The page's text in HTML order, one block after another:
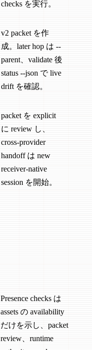
checks を実行。
v2 packet を作
成。later hop は --
parent、validate 後
status --json で live
drift を確認。
packet を explicit
に review し、
cross-provider
handoff は new
receiver-native
session を開始。
Presence checks は
assets の availability
だけを示し、packet
review、runtime